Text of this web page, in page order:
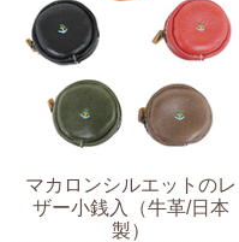
マカロンシルエットのレ
ザー小銭入（牛革/日本
製）